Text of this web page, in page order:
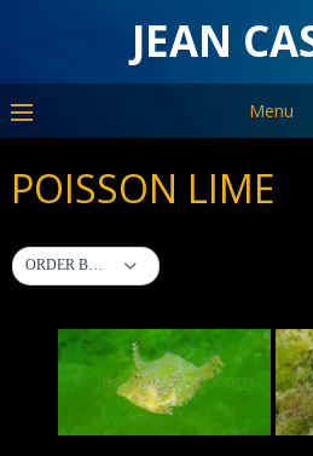
JEAN
Menu
POISSON LIME
ORDER BY DEFAULT